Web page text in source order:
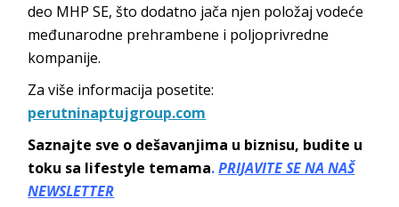
deo MHP SE, što dodatno jača njen položaj vodeće
međunarodne prehrambene i poljoprivredne
kompanije.
Za više informacija posetite:
perutninaptujgroup.com
Saznajte sve o dešavanjima u biznisu, budite u
toku sa lifestyle temama.PRIJAVITE SE NA NAŠ
NEWSLETTER